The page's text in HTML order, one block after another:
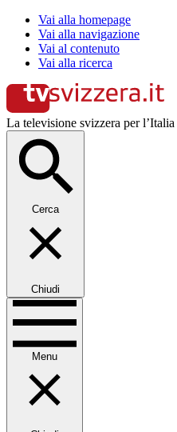
Vai alla homepage
Vai alla navigazione
Vai al contenuto
Vai alla ricerca
La televisione svizzera per l’Italia
Cerca
Chiudi
Menu